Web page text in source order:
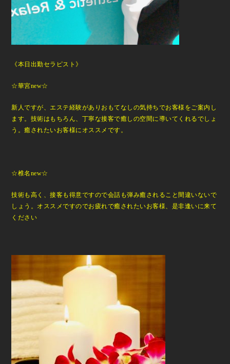
《本日出勤セラピスト》
☆華宮new☆
新人ですが、エステ経験がありおもてなしの気持ちでお客様をご案内し
ます。技術はもちろん、丁寧な接客で癒しの空間に導いてくれるでしょ
う。癒されたいお客様にオススメです。
☆椎名new☆
技術も高く、接客も得意ですので会話も弾み癒されること間違いないで
しょう。オススメですのでお疲れで癒されたいお客様、是非逢いに来て
ください